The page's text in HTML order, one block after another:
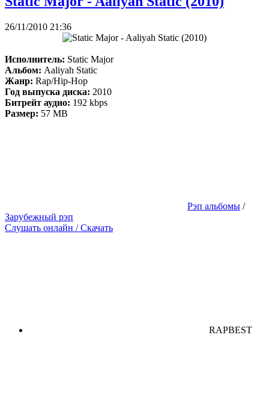
26/11/2010 21:36
Исполнитель: Static Major
Альбом: Aaliyah Static
Жанр: Rap/Hip-Hop
Год выпуска диска: 2010
Битрейт аудио: 192 kbps
Размер: 57 MB
Рэп альбомы /
Зарубежный рэп
Слушать онлайн / Скачать
RAPBEST